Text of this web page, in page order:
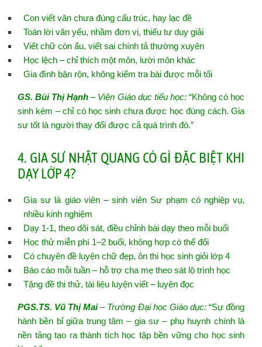
Con viết văn chưa đúng cấu trúc, hay lạc đề
Toán lời văn yếu, nhầm đơn vị, thiếu tư duy giải
Viết chữ còn ẩu, viết sai chính tả thường xuyên
Học lệch – chỉ thích một môn, lười môn khác
Gia đình bận rộn, không kiểm tra bài được mỗi tối
GS. Bùi Thị Hạnh – Viện Giáo dục tiểu học:“Không có học
sinh kém – chỉ có học sinh chưa được học đúng cách. Gia
sư tốt là người thay đổi được cả quá trình đó.”
4. GIA SƯ NHẬT QUANG CÓ GÌ ĐẶC BIỆT KHI
DẠY LỚP 4?
Gia sư là giáo viên – sinh viên Sư phạm có nghiệp vụ,
nhiều kinh nghiệm
Dạy 1-1, theo dõi sát, điều chỉnh bài dạy theo mỗi buổi
Học thử miễn phí 1–2 buổi, không hợp có thể đổi
Có chuyên đề luyện chữ đẹp, ôn thi học sinh giỏi lớp 4
Báo cáo mỗi tuần – hỗ trợ cha mẹ theo sát lộ trình học
Tặng đề thi thử, tài liệu luyện viết – luyện đọc
PGS.TS. Vũ Thị Mai– Trường Đại học Giáo dục:“Sự đồng
hành bền bỉ giữa trung tâm – gia sư – phụ huynh chính là
nền tảng tạo ra thành tích học tập bền vững cho học sinh